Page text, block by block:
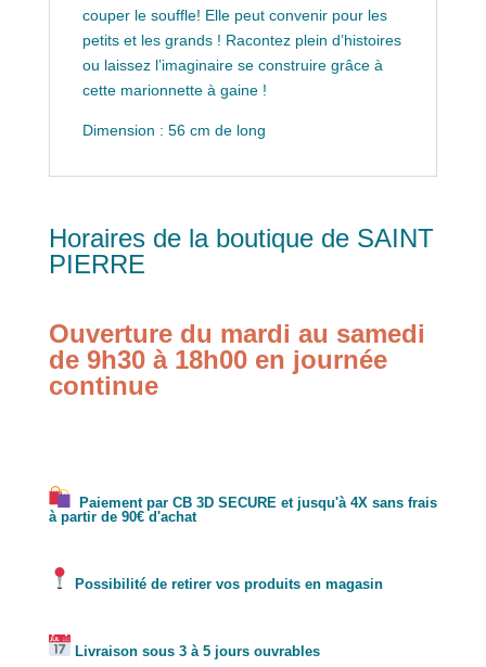
couper le souffle! Elle peut convenir pour les
petits et les grands ! Racontez plein d’histoires
ou laissez l’imaginaire se construire grâce à
cette marionnette à gaine !
Dimension : 56 cm de long
Horaires de la boutique de SAINT
PIERRE
Ouverture du mardi au samedi
de 9h30 à 18h00 en journée
continue
Paiement par CB 3D SECURE et jusqu'à 4X sans frais
à partir de 90€ d'achat
Possibilité de retirer vos produits en magasin
Livraison sous 3 à 5 jours ouvrables